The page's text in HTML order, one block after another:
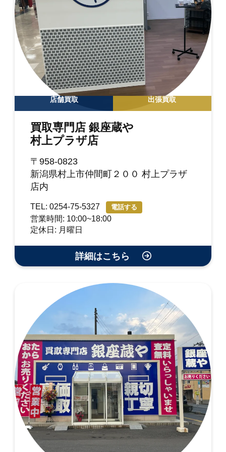
店舗買取 出張買取
買取専門店 銀座蔵や
村上プラザ店
〒958-0823
新潟県村上市仲間町２００ 村上プラザ
店内
TEL: 0254-75-5327 電話する
営業時間: 10:00~18:00
定休日: 月曜日
詳細はこちら